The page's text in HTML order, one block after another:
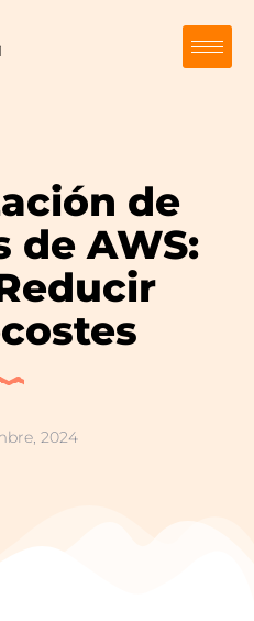
de
de AWS:
2024